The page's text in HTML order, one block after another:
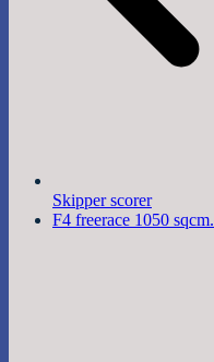
Skipper scorer
F4 freerace 1050 sqcm.